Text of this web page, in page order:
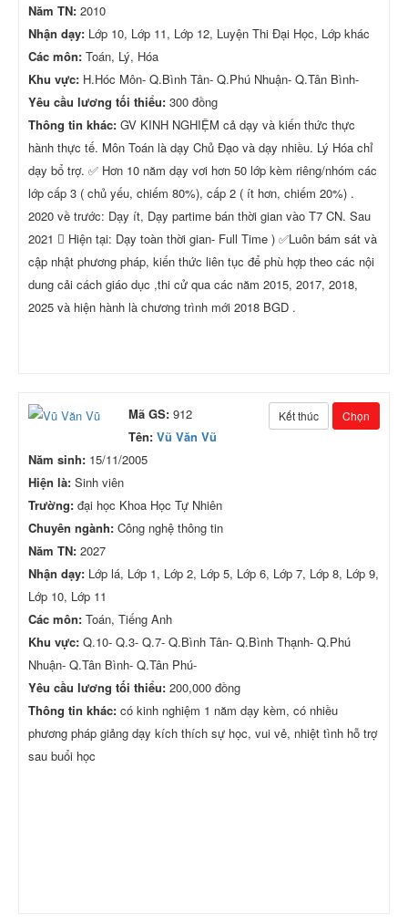
Năm TN: 2010
Nhận dạy: Lớp 10, Lớp 11, Lớp 12, Luyện Thi Đại Học, Lớp khác
Các môn: Toán, Lý, Hóa
Khu vực: H.Hóc Môn- Q.Bình Tân- Q.Phú Nhuận- Q.Tân Bình-
Yêu cầu lương tối thiểu: 300 đồng
Thông tin khác: GV KINH NGHIỆM cả dạy và kiến thức thực
hành thực tế. Môn Toán là dạy Chủ Đạo và dạy nhiều. Lý Hóa chỉ
dạy bổ trợ. ✅ Hơn 10 năm dạy vơi hơn 50 lớp kèm riêng/nhóm các
lớp cấp 3 ( chủ yếu, chiếm 80%), cấp 2 ( ít hơn, chiếm 20%) .
2020 về trước: Dạy ít, Dạy partime bán thời gian vào T7 CN. Sau
2021  Hiện tại: Dạy toàn thời gian- Full Time ) ✅Luôn bám sát và
cập nhật phương pháp, kiến thức liên tục để phù hợp theo các nội
dung cải cách giáo dục ,thi cử qua các năm 2015, 2017, 2018,
2025 và hiện hành là chương trình mới 2018 BGD .
Kết thúc Chọn
Mã GS: 912
Tên: Vũ Văn Vũ
Năm sinh: 15/11/2005
Hiện là: Sinh viên
Trường: đại học Khoa Học Tự Nhiên
Chuyên ngành: Công nghệ thông tin
Năm TN: 2027
Nhận dạy: Lớp lá, Lớp 1, Lớp 2, Lớp 5, Lớp 6, Lớp 7, Lớp 8, Lớp 9,
Lớp 10, Lớp 11
Các môn: Toán, Tiếng Anh
Khu vực: Q.10- Q.3- Q.7- Q.Bình Tân- Q.Bình Thạnh- Q.Phú
Nhuận- Q.Tân Bình- Q.Tân Phú-
Yêu cầu lương tối thiểu: 200,000 đồng
Thông tin khác: có kinh nghiệm 1 năm dạy kèm, có nhiều
phương pháp giảng dạy kích thích sự học, vui vẻ, nhiệt tình hỗ trợ
sau buổi học